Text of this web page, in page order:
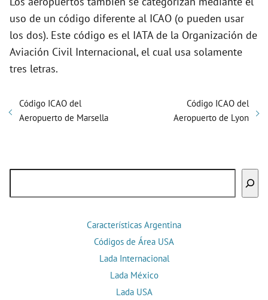
uso de un código diferente al ICAO (o pueden usar
los dos). Este código es el IATA de la Organización de
Aviación Civil Internacional, el cual usa solamente
tres letras.
Código ICAO del
Aeropuerto de Marsella
Código ICAO del
Aeropuerto de Lyon
Características Argentina
Códigos de Área USA
Lada Internacional
Lada México
Lada USA